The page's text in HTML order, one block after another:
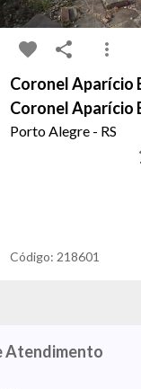
Coronel Aparício
Coronel Aparício
Porto Alegre - RS
Código: 218601
Atendimento